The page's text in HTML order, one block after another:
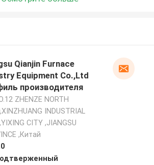
Qianjin Furnace
Equipment Co.,Ltd
производителя
ZHENZE NORTH
INDUSTRIAL
CITY ,JIANGSU
,Китай